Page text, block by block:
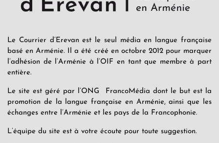
Le Courrier d’Erevan est le seul média en langue française
basé en Arménie. Il a été créé en octobre 2012 pour marquer
l’adhésion de l’Arménie à l’OIF en tant que membre à part
entière.
Le site est géré par l’ONG FrancoMédia dont le but est la
promotion de la langue française en Arménie, ainsi que les
échanges entre l’Arménie et les pays de la Francophonie.
L’équipe du site est à votre écoute pour toute suggestion.